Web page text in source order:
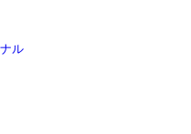
ル